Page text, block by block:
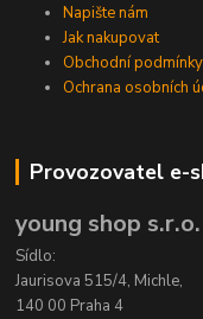
Napište nám
Jak nakupovat
Obchodní podmínky
Ochrana osobních
Provozovatel e-
young shop s.r.o.
Sídlo:
Jaurisova 515/4, Michle,
140 00 Praha 4